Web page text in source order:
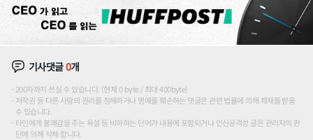
기사댓글0개
200자까지 쓰실 수 있습니다. (현재 0 byte / 최대 400byte)
저작권 등 다른 사람의 권리를 침해하거나 명예를 훼손하는 댓글은 관련 법률에 의해 제재를 받을
수 있습니다.
타인에게 불쾌감을 주는 욕설 등 비하하는 단어가 내용에 포함되거나 인신공격성 글은 관리자의 판
단에 의해 삭제 합니다.